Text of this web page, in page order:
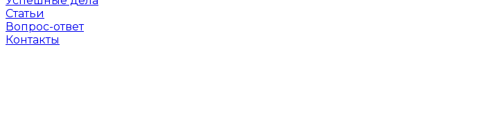
Статьи
Вопрос-ответ
Контакты